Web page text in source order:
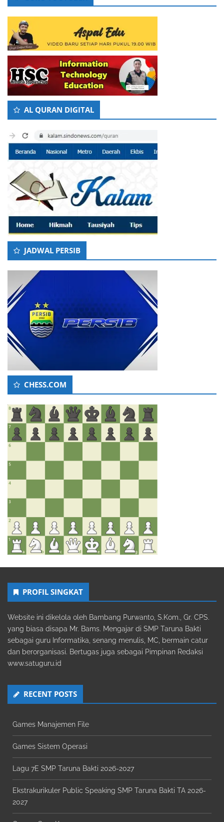
AL QURAN DIGITAL
JADWAL PERSIB
CHESS.COM
PROFIL SINGKAT
Website ini dikelola oleh Bambang Purwanto, S.Kom., Gr. CPS.
yang biasa disapa Mr. Bams. Mengajar di SMP Taruna Bakti
sebagai guru Informatika, senang menulis, MC, bermain catur
dan berorganisasi. Bertugas juga sebagai Pimpinan Redaksi
www.satuguru.id
RECENT POSTS
Games Manajemen File
Games Sistem Operasi
Lagu 7E SMP Taruna Bakti 2026-2027
Ekstrakurikuler Public Speaking SMP Taruna Bakti TA 2026-
2027